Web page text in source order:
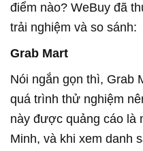
điểm nào? WeBuy đã
trải nghiệm và so sánh:
Grab Mart
Nói ngắn gọn thì, Grab
quá trình thử nghiệm
này được quảng cáo là
Minh, và khi xem danh